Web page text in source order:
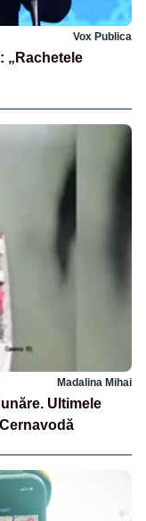
Vox Publica
„Rachetele
Madalina Mihai
Ultimele